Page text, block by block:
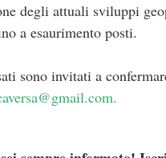
degli attuali sviluppi
a esaurimento posti.
sono invitati a